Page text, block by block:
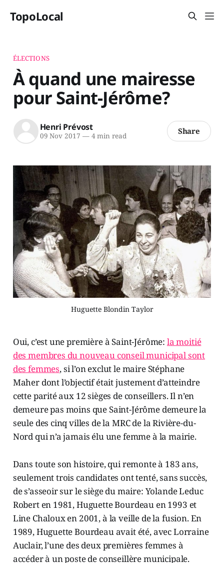
TopoLocal
ÉLECTIONS
À quand une mairesse
pour Saint-Jérôme?
Henri Prévost
09 Nov 2017 —4 min read Share
Huguette Blondin Taylor
Oui, c’est une première à Saint-Jérôme: la moitié
des membres du nouveau conseil municipal sont
des femmes, si l’on exclut le maire Stéphane
Maher dont l’objectif était justement d’atteindre
cette parité aux 12 sièges de conseillers. Il n’en
demeure pas moins que Saint-Jérôme demeure la
seule des cinq villes de la MRC de la Rivière-du-
Nord qui n’a jamais élu une femme à la mairie.
Dans toute son histoire, qui remonte à 183 ans,
seulement trois candidates ont tenté, sans succès,
de s’asseoir sur le siège du maire: Yolande Leduc
Robert en 1981, Huguette Bourdeau en 1993 et
Line Chaloux en 2001, à la veille de la fusion. En
1989, Huguette Bourdeau avait été, avec Lorraine
Auclair, l’une des deux premières femmes à
accéder à un poste de conseillère municipale.